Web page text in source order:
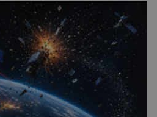
toho nebylo málo, z
kyseliny sírové. Zkrátka,
kterém by příčetný člověk